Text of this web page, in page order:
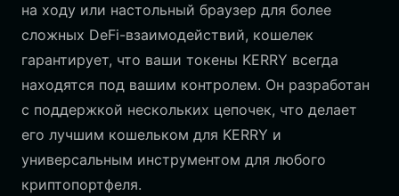
на ходу или настольный браузер для более
сложных DeFi-взаимодействий, кошелек
гарантирует, что ваши токены KERRY всегда
находятся под вашим контролем. Он разработан
с поддержкой нескольких цепочек, что делает
его лучшим кошельком для KERRY и
универсальным инструментом для любого
криптопортфеля.